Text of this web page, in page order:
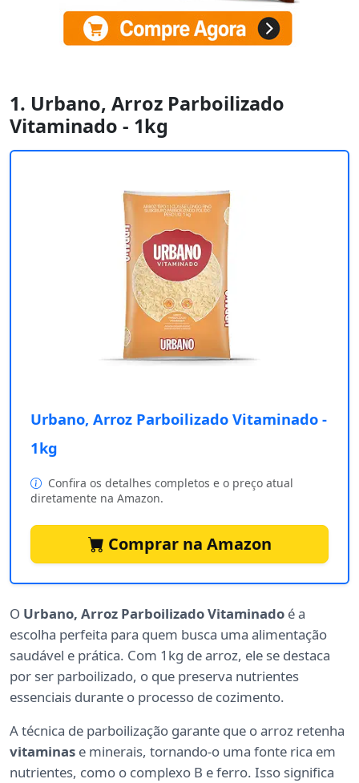
1. Urbano, Arroz Parboilizado
Vitaminado - 1kg
Urbano, Arroz Parboilizado Vitaminado -
1kg
Confira os detalhes completos e o preço atual
diretamente na Amazon.
Comprar na Amazon
O Urbano, Arroz Parboilizado Vitaminado é a
escolha perfeita para quem busca uma alimentação
saudável e prática. Com 1kg de arroz, ele se destaca
por ser parboilizado, o que preserva nutrientes
essenciais durante o processo de cozimento.
A técnica de parboilização garante que o arroz retenha
vitaminas e minerais, tornando-o uma fonte rica em
nutrientes, como o complexo B e ferro. Isso significa